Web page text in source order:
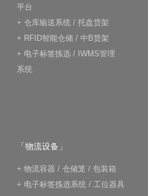
平台
+ 仓库输送系统 / 托盘货架
+ RFID智能仓储 / 中B货架
+ 电子标签拣选 / IWMS管理
系统
「物流设备」
+ 物流容器 / 仓储笼 / 包装箱
+ 电子标签拣选系统 / 工位器具